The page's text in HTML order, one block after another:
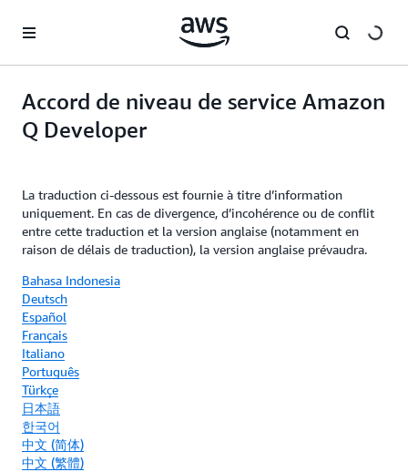
Accord de niveau de service Amazon
Q Developer
La traduction ci-dessous est fournie à titre d’information
uniquement. En cas de divergence, d’incohérence ou de conflit
entre cette traduction et la version anglaise (notamment en
raison de délais de traduction), la version anglaise prévaudra.
Bahasa Indonesia
Deutsch
Español
Français
Italiano
Português
Türkçe
日本語
한국어
中文 (简体)
中文 (繁體)